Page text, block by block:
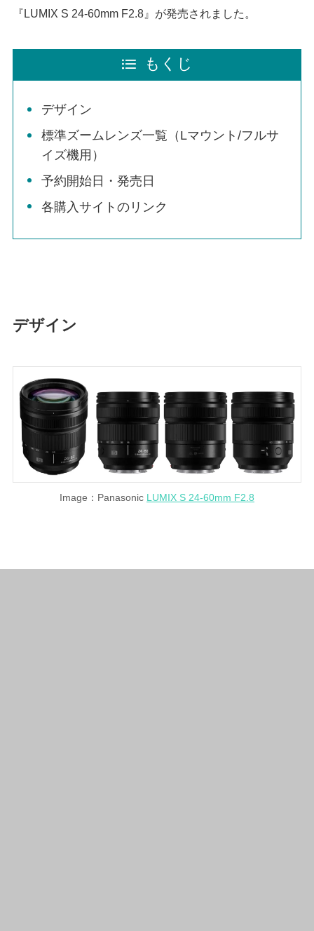
『LUMIX S 24-60mm F2.8』が発売されました。
もくじ
デザイン
標準ズームレンズ一覧（Lマウント/フルサ
イズ機用）
予約開始日・発売日
各購入サイトのリンク
デザイン
Image：Panasonic LUMIX S 24-60mm F2.8